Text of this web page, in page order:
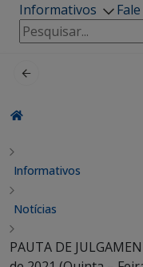
Informativos
Pesquisar
por:
Informativos
Notícias
PAUTA DE